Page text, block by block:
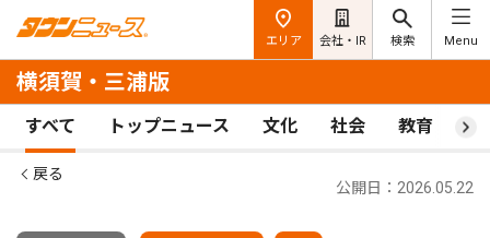
エリア 会社・IR 検索 Menu
横須賀・三浦版
すべて トップニュース 文化 社会 教育 ス
戻る
公開日：2026.05.22